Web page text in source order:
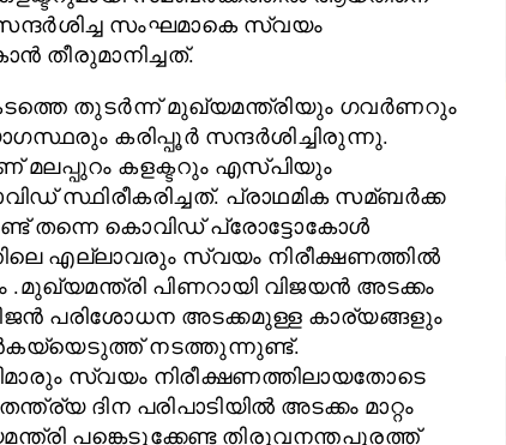
സംഘമാകെ സ്വയം
തീരുമാനിച്ചത്.
തുടര്‍ന്ന് മുഖ്യമന്ത്രിയും ഗവര്‍ണറും
കരിപ്പൂര്‍ സന്ദര്‍ശിച്ചിരുന്നു.
മലപ്പുറം കളക്ടറും എസ്പിയും
സ്ഥിരീകരിച്ചത്. പ്രാഥമിക സമ്ബര്‍ക്ക
തന്നെ കൊവിഡ് പ്രോട്ടോകോള്‍
എല്ലാവരും സ്വയം നിരീക്ഷണത്തില്‍
പിണറായി വിജയന്‍ അടക്കം
പരിശോധന അടക്കമുള്ള കാര്യങ്ങളും
നടത്തുന്നുണ്ട്.
സ്വയം നിരീക്ഷണത്തിലായതോടെ
ദിന പരിപാടിയില്‍ അടക്കം മാറ്റം
പങ്കെടുക്കേണ്ട തിരുവനന്തപുരത്ത്